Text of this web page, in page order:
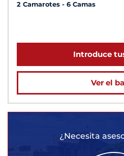
2 Camarotes
6 Camas
Introduce
Ver el
¿Necesita